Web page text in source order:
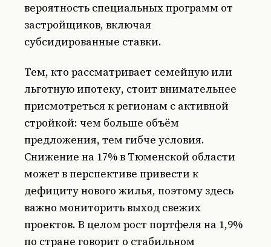
вероятность специальных программ от
застройщиков, включая
субсидированные ставки.
Тем, кто рассматривает семейную или
льготную ипотеку, стоит внимательнее
присмотреться к регионам с активной
стройкой: чем больше объём
предложения, тем гибче условия.
Снижение на 17% в Тюменской области
может в перспективе привести к
дефициту нового жилья, поэтому здесь
важно мониторить выход свежих
проектов. В целом рост портфеля на 1,9%
по стране говорит о стабильном